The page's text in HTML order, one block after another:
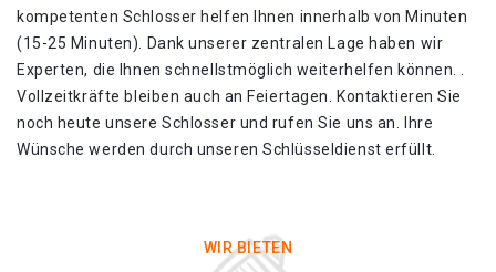
kompetenten Schlosser helfen Ihnen innerhalb von Minuten
(15-25 Minuten). Dank unserer zentralen Lage haben wir
Experten, die Ihnen schnellstmöglich weiterhelfen können. .
Vollzeitkräfte bleiben auch an Feiertagen. Kontaktieren Sie
noch heute unsere Schlosser und rufen Sie uns an. Ihre
Wünsche werden durch unseren Schlüsseldienst erfüllt.
WIR BIETEN